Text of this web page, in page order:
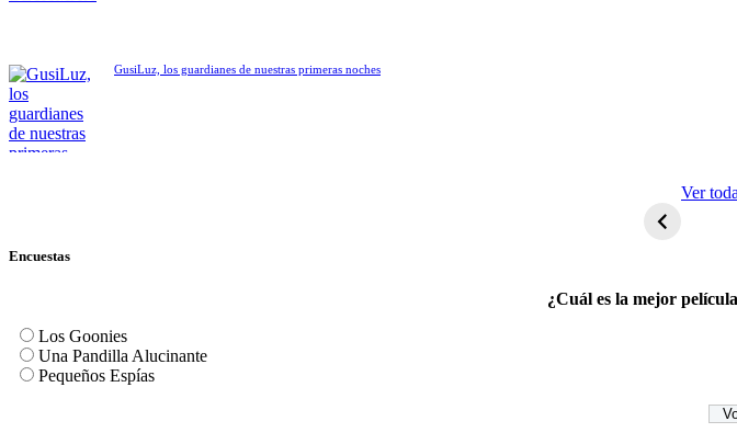
GusiLuz, los guardianes de nuestras primeras noches
Ver
Encuestas
¿Cuál es la mejor
Los Goonies
Una Pandilla Alucinante
Pequeños Espías